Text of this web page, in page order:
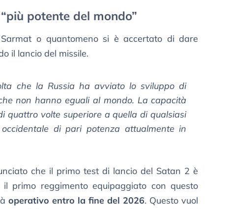
potente del mondo”
o quantomeno si è accertato di dare
il lancio del missile.
che la Russia ha avviato lo sviluppo di
non hanno eguali al mondo. La capacità
quattro volte superiore a quella di qualsiasi
di pari potenza attualmente in
che il primo test di lancio del Satan 2 è
primo reggimento equipaggiato con questo
operativo entro la fine del 2026. Questo vuol